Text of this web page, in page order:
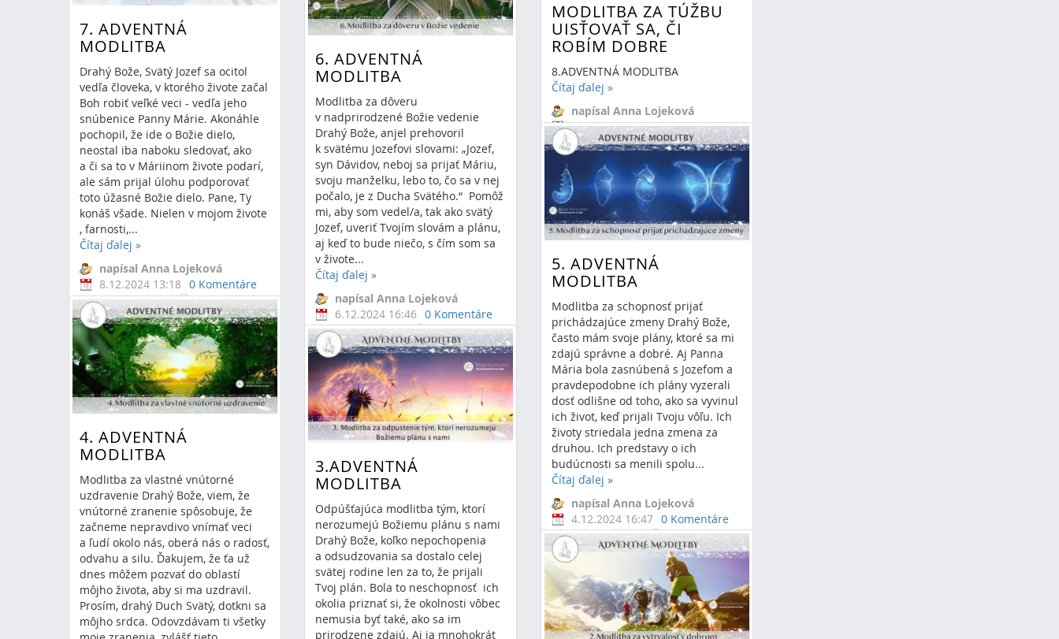
MODLITBA ZA TÚŽBU
UISŤOVAŤ SA, ČI
ROBÍM DOBRE
8.ADVENTNÁ MODLITBA
Čítaj ďalej »
napísal Anna Lojeková
10.12.2024 9:08 0 Komentáre
adventná
modlitba
7. ADVENTNÁ
MODLITBA
Drahý Bože, Svätý Jozef sa ocitol
vedľa človeka, v ktorého živote začal
Boh robiť veľké veci - vedľa jeho
snúbenice Panny Márie. Akonáhle
pochopil, že ide o Božie dielo,
neostal iba naboku sledovať, ako
a či sa to v Máriinom živote podarí,
ale sám prijal úlohu podporovať
toto úžasné Božie dielo. Pane, Ty
konáš všade. Nielen v mojom živote
, farnosti,...
Čítaj ďalej »
napísal Anna Lojeková
8.12.2024 13:18 0 Komentáre
adventná
modlitba
advent
6. ADVENTNÁ
MODLITBA
Modlitba za dôveru
v nadprirodzené Božie vedenie
Drahý Bože, anjel prehovoril
k svätému Jozefovi slovami: „Jozef,
syn Dávidov, neboj sa prijať Máriu,
svoju manželku, lebo to, čo sa v nej
počalo, je z Ducha Svätého.“ Pomôž
mi, aby som vedel/a, tak ako svätý
Jozef, uveriť Tvojím slovám a plánu,
aj keď to bude niečo, s čím som sa
v živote...
Čítaj ďalej »
napísal Anna Lojeková
6.12.2024 16:46 0 Komentáre
adventná
modlitba
advent
5. ADVENTNÁ
MODLITBA
Modlitba za schopnosť prijať
prichádzajúce zmeny Drahý Bože,
často mám svoje plány, ktoré sa mi
zdajú správne a dobré. Aj Panna
Mária bola zasnúbená s Jozefom a
pravdepodobne ich plány vyzerali
dosť odlišne od toho, ako sa vyvinul
ich život, keď prijali Tvoju vôľu. Ich
životy striedala jedna zmena za
druhou. Ich predstavy o ich
budúcnosti sa menili spolu...
Čítaj ďalej »
napísal Anna Lojeková
4.12.2024 16:47 0 Komentáre
adventná
modlitba
advent
4. ADVENTNÁ
MODLITBA
Modlitba za vlastné vnútorné
uzdravenie Drahý Bože, viem, že
vnútorné zranenie spôsobuje, že
začneme nepravdivo vnímať veci
a ľudí okolo nás, oberá nás o radosť,
odvahu a silu. Ďakujem, že ťa už
dnes môžem pozvať do oblastí
môjho života, aby si ma uzdravil.
Prosím, drahý Duch Svätý, dotkni sa
môjho srdca. Odovzdávam ti všetky
3.ADVENTNÁ
MODLITBA
Odpúšťajúca modlitba tým, ktorí
nerozumejú Božiemu plánu s nami
Drahý Bože, koľko nepochopenia
a odsudzovania sa dostalo celej
svätej rodine len za to, že prijali
Tvoj plán. Bola to neschopnosť ich
okolia priznať si, že okolnosti vôbec
nemusia byť také, ako sa im
prirodzene zdajú. Aj ja mnohokrát